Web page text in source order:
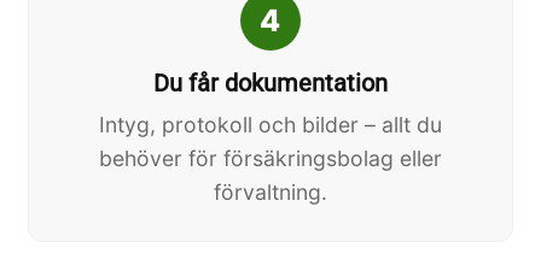
4
Du får dokumentation
Intyg, protokoll och bilder – allt du
behöver för försäkringsbolag eller
förvaltning.